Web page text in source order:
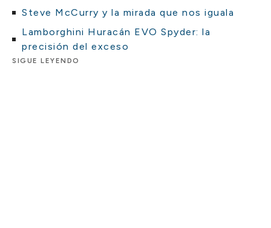
Steve McCurry y la mirada que nos iguala
Lamborghini Huracán EVO Spyder: la
precisión del exceso
SIGUE LEYENDO